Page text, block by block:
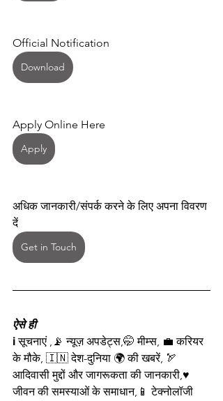
Official Notification
Download
Apply Online Here
Apply
अधिक जानकारी/संपर्क करने के लिए अपना विवरण
दें
Get in Touch
ऐसे ही
ℹ️ सूचनाएं ,📡 न्यूज़ अपडेट्स,🤭 मीम्स, 💼 करियर
के मौके, 🇮🇳 देश-दुनिया 🌍 की खबरें, 🏹
आदिवासी मुद्दों और जागरूकता की जानकारी,♥️
जीवन की समस्याओं के समाधान,📱 टेक्नोलॉजी